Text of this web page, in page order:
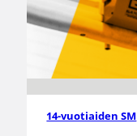
14-vuotiaiden SM